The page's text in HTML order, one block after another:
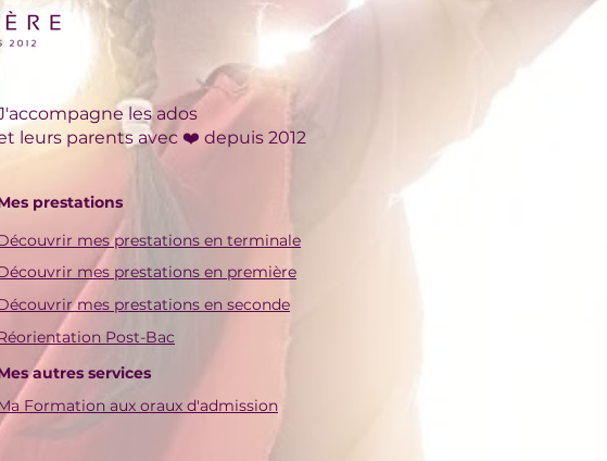
les ados
leurs parents avec ❤️ depuis 2012
prestations
mes prestations en terminale
mes prestations en première
mes prestations en seconde
Post-Bac
autres services
Formation aux oraux d'admission